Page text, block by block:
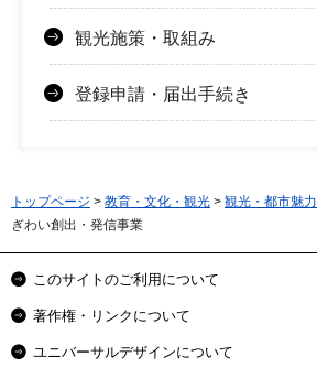
観光施策・取組み
登録申請・届出手続き
トップページ > 教育・文化・観光 > 観光・都市魅力
ぎわい創出・発信事業
このサイトのご利用について
著作権・リンクについて
ユニバーサルデザインについて